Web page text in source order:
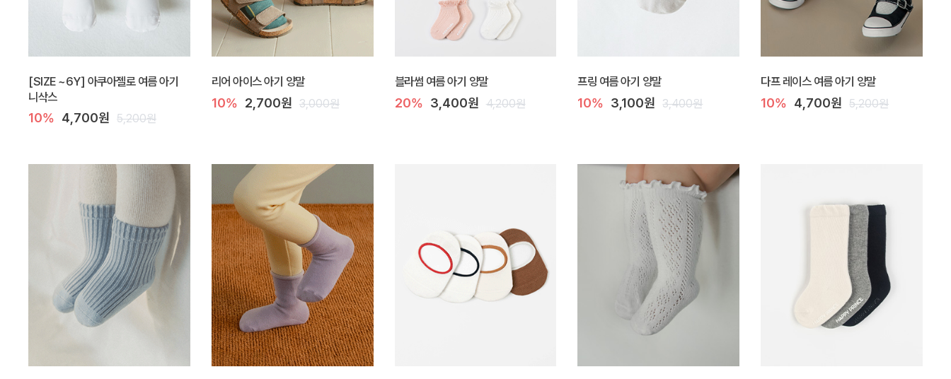
[SIZE ~6Y] 아쿠아젤로 여름 아기
니삭스
10% 4,700원 5,200원
리어 아이스 아기 양말
10% 2,700원 3,000원
블라썸 여름 아기 양말
20% 3,400원 4,200원
프링 여름 아기 양말
10% 3,100원 3,400원
다프 레이스 여름 아기 양말
10% 4,700원 5,200원